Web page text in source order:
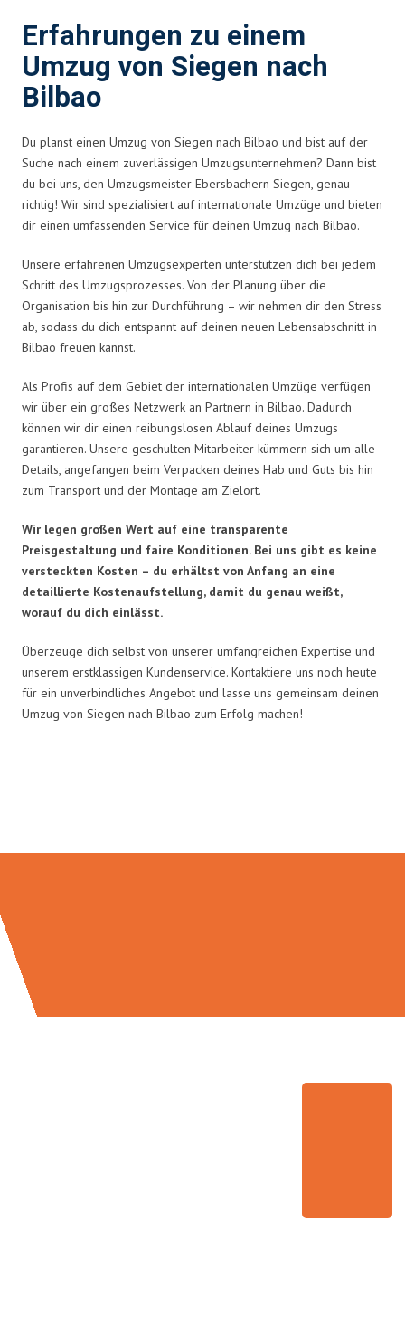
Erfahrungen zu einem
Umzug von Siegen nach
Bilbao
Du planst einen Umzug von Siegen nach Bilbao und bist auf der
Suche nach einem zuverlässigen Umzugsunternehmen? Dann bist
du bei uns, den Umzugsmeister Ebersbachern Siegen, genau
richtig! Wir sind spezialisiert auf internationale Umzüge und bieten
dir einen umfassenden Service für deinen Umzug nach Bilbao.
Unsere erfahrenen Umzugsexperten unterstützen dich bei jedem
Schritt des Umzugsprozesses. Von der Planung über die
Organisation bis hin zur Durchführung – wir nehmen dir den Stress
ab, sodass du dich entspannt auf deinen neuen Lebensabschnitt in
Bilbao freuen kannst.
Als Profis auf dem Gebiet der internationalen Umzüge verfügen
wir über ein großes Netzwerk an Partnern in Bilbao. Dadurch
können wir dir einen reibungslosen Ablauf deines Umzugs
garantieren. Unsere geschulten Mitarbeiter kümmern sich um alle
Details, angefangen beim Verpacken deines Hab und Guts bis hin
zum Transport und der Montage am Zielort.
Wir legen großen Wert auf eine transparente
Preisgestaltung und faire Konditionen. Bei uns gibt es keine
versteckten Kosten – du erhältst von Anfang an eine
detaillierte Kostenaufstellung, damit du genau weißt,
worauf du dich einlässt.
Überzeuge dich selbst von unserer umfangreichen Expertise und
unserem erstklassigen Kundenservice. Kontaktiere uns noch heute
für ein unverbindliches Angebot und lasse uns gemeinsam deinen
Umzug von Siegen nach Bilbao zum Erfolg machen!